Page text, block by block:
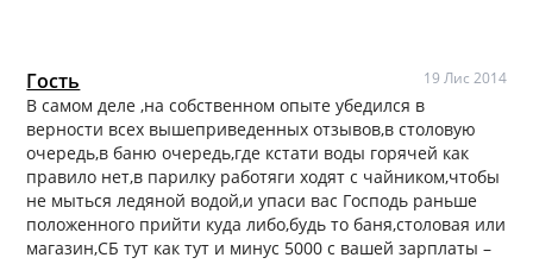
Гость 19 Лис 2014
В самом деле ,на собственном опыте убедился в
верности всех вышеприведенных отзывов,в столовую
очередь,в баню очередь,где кстати воды горячей как
правило нет,в парилку работяги ходят с чайником,чтобы
не мыться ледяной водой,и упаси вас Господь раньше
положенного прийти куда либо,будь то баня,столовая или
магазин,СБ тут как тут и минус 5000 с вашей зарплаты –